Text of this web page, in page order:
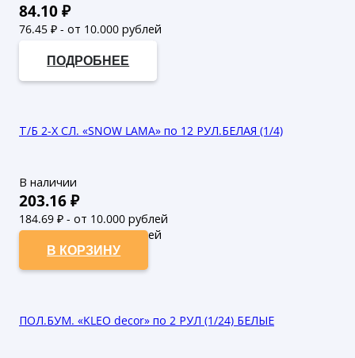
84.10₽
76.45 ₽ - от 10.000 рублей
ПОДРОБНЕЕ
Т/Б 2-Х СЛ. «SNOW LAMA» по 12 РУЛ.БЕЛАЯ (1/4)
В наличии
203.16₽
184.69 ₽ - от 10.000 рублей
167.9₽ - от 50.000 рублей
В КОРЗИНУ
ПОЛ.БУМ. «KLEO decor» по 2 РУЛ (1/24) БЕЛЫЕ